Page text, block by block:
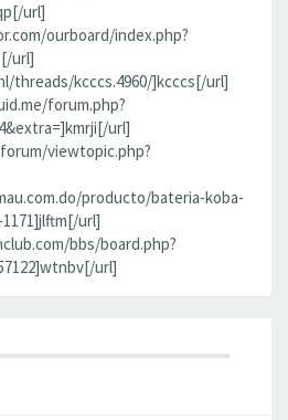
url]
ourboard/index.php?
url]
threads/kcccs.4960/]kcccs[/url]
forum.php?
url]
viewtopic.php?
producto/bateria-koba-
url]
bbs/board.php?
url]